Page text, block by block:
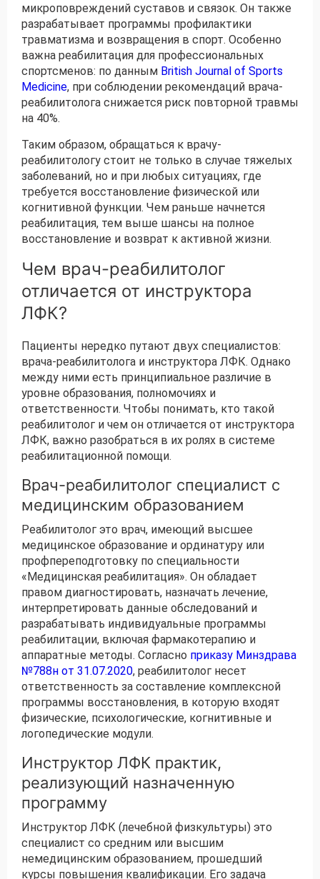
микроповреждений суставов и связок. Он также
разрабатывает программы профилактики
травматизма и возвращения в спорт. Особенно
важна реабилитация для профессиональных
спортсменов: по данным British Journal of Sports
Medicine, при соблюдении рекомендаций врача-
реабилитолога снижается риск повторной травмы
на 40%.
Таким образом, обращаться к врачу-
реабилитологу стоит не только в случае тяжелых
заболеваний, но и при любых ситуациях, где
требуется восстановление физической или
когнитивной функции. Чем раньше начнется
реабилитация, тем выше шансы на полное
восстановление и возврат к активной жизни.
Чем врач-реабилитолог
отличается от инструктора
ЛФК?
Пациенты нередко путают двух специалистов:
врача-реабилитолога и инструктора ЛФК. Однако
между ними есть принципиальное различие в
уровне образования, полномочиях и
ответственности. Чтобы понимать, кто такой
реабилитолог и чем он отличается от инструктора
ЛФК, важно разобраться в их ролях в системе
реабилитационной помощи.
Врач-реабилитолог специалист с
медицинским образованием
Реабилитолог это врач, имеющий высшее
медицинское образование и ординатуру или
профпереподготовку по специальности
«Медицинская реабилитация». Он обладает
правом диагностировать, назначать лечение,
интерпретировать данные обследований и
разрабатывать индивидуальные программы
реабилитации, включая фармакотерапию и
аппаратные методы. Согласно приказу Минздрава
№788н от 31.07.2020, реабилитолог несет
ответственность за составление комплексной
программы восстановления, в которую входят
физические, психологические, когнитивные и
логопедические модули.
Инструктор ЛФК практик,
реализующий назначенную
программу
Инструктор ЛФК (лечебной физкультуры) это
специалист со средним или высшим
немедицинским образованием, прошедший
курсы повышения квалификации. Его задача